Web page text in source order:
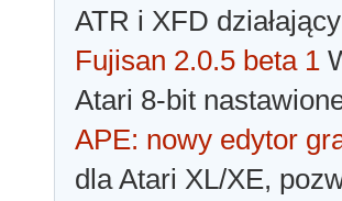
ATR i XFD
Fujisan 2.0.5 beta 1
Atari 8-bit
APE: nowy edytor
dla Atari XL/XE,